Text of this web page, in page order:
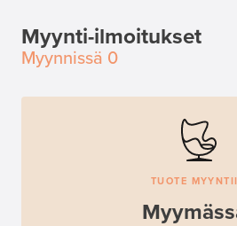
Myynti-ilmoitukset
Myynnissä 0
TUOTE